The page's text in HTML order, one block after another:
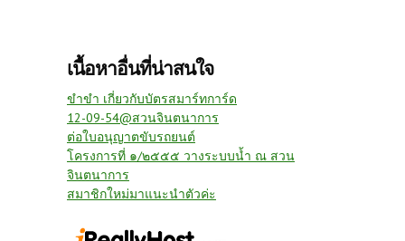
เนื้อหาอื่นที่น่าสนใจ
ขำขำ เกี่ยวกับบัตรสมาร์ทการ์ด
12-09-54@สวนจินตนาการ
ต่อใบอนุญาตขับรถยนต์
โครงการที่ ๑/๒๕๕๕ วางระบบน้ำ ณ สวน
จินตนาการ
สมาชิกใหม่มาแนะนำตัวค่ะ